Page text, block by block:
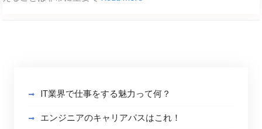
IT業界で仕事をする魅力って何？
エンジニアのキャリアパスはこれ！